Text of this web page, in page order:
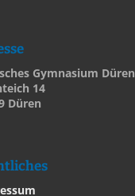
Gymnasium Düren
14
Düren